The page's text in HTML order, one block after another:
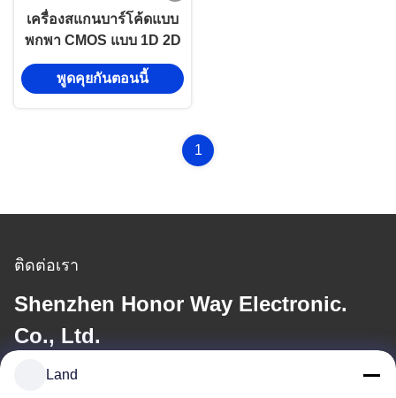
เครื่องสแกนบาร์โค้ดแบบ
พกพา CMOS แบบ 1D 2D
QR ไร้สาย 2.4GHz บลูทูธ
พูดคุยกันตอนนี้
1
ติดต่อเรา
Shenzhen Honor Way Electronic.
Co., Ltd.
Land